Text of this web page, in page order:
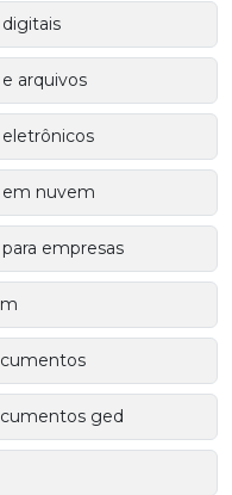
arquivos
nuvem
empresas
ged